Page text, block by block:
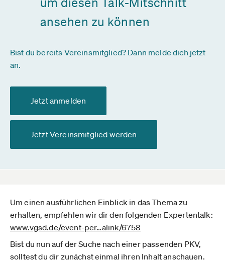
ansehen zu können
Bist du bereits Vereinsmitglied? Dann melde dich jetzt
an.
Jetzt anmelden
Jetzt Vereinsmitglied werden
Um einen ausführlichen Einblick in das Thema zu
erhalten, empfehlen wir dir den folgenden Expertentalk:
www.vgsd.de­/event-per­…alink/6758
Bist du nun auf der Suche nach einer passenden PKV,
solltest du dir zunächst einmal ihren Inhalt anschauen.